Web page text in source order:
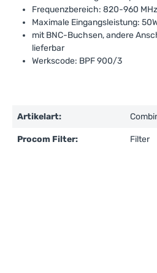
Frequenzbereich: 820-960 MHz
Maximale Eingangsleistung:
mit BNC-Buchsen, andere
lieferbar
Werkscode: BPF 900/3
Artikelart:
Procom Filter: Filter